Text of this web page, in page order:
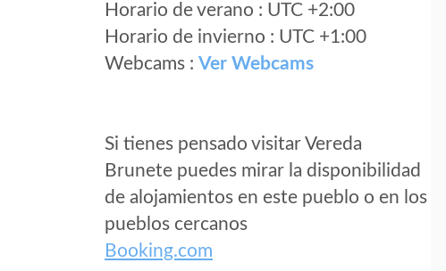
Horario de verano : UTC +2:00
Horario de invierno : UTC +1:00
Webcams : Ver Webcams
Si tienes pensado visitar Vereda
Brunete puedes mirar la disponibilidad
de alojamientos en este pueblo o en los
pueblos cercanos
Booking.com